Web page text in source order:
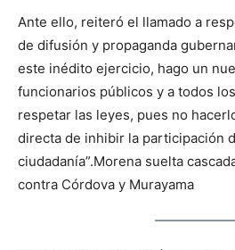
Ante ello, reiteró el llamado a
de difusión y propaganda
este inédito ejercicio, hago un
funcionarios públicos y a todos
respetar las leyes, pues no
directa de inhibir la participación
ciudadanía”.Morena suelta
contra Córdova y Murayama